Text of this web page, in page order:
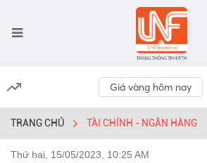
Giá vàng hôm nay
TRANG CHỦ TÀI CHÍNH - NGÂN HÀNG
Thứ hai, 15/05/2023, 10:25 AM